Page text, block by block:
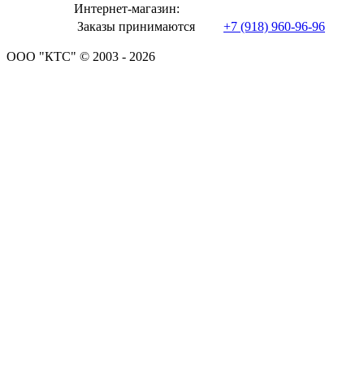
Интернет-магазин:
Заказы принимаются
+7 (918) 960-96-96
ООО "КТС" © 2003 - 2026